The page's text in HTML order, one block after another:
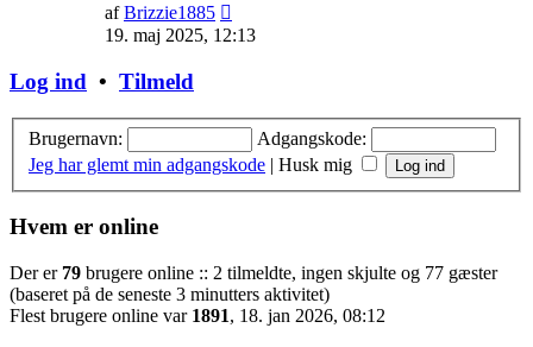
afBrizzie1885
det
19. maj 2025, 12:13
Log ind • Tilmeld
Brugernavn:
Adgangskode:
Jeg har glemt min adgangskode | Husk mig
Hvem er online
Der er 79 brugere online :: 2 tilmeldte, ingen skjulte og 77 gæster
(baseret på de seneste 3 minutters aktivitet)
Flest brugere online var 1891, 18. jan 2026, 08:12